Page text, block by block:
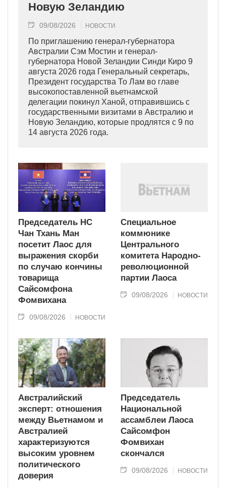
Новую Зеландию
09/08/2026 НОВОСТИ
По приглашению генерал-губернатора
Австралии Сэм Мостин и генерал-
губернатора Новой Зеландии Синди Киро 9
августа 2026 года Генеральный секретарь,
Президент государства То Лам во главе
высокопоставленной вьетнамской
делегации покинул Ханой, отправившись с
государственными визитами в Австралию и
Новую Зеландию, которые продлятся с 9 по
14 августа 2026 года.
Председатель НС
Чан Тхань Ман
посетит Лаос для
выражения скорби
по случаю кончины
товарища
Сайсомфона
Фомвихана
09/08/2026 НОВОСТИ
Специальное
коммюнике
Центрального
комитета Народно-
революционной
партии Лаоса
09/08/2026 НОВОСТИ
Австралийский
эксперт: отношения
между Вьетнамом и
Австралией
характеризуются
высоким уровнем
политического
доверия
Председатель
Национальной
ассамблеи Лаоса
Сайсомфон
Фомвихан
скончался
09/08/2026 НОВОСТИ